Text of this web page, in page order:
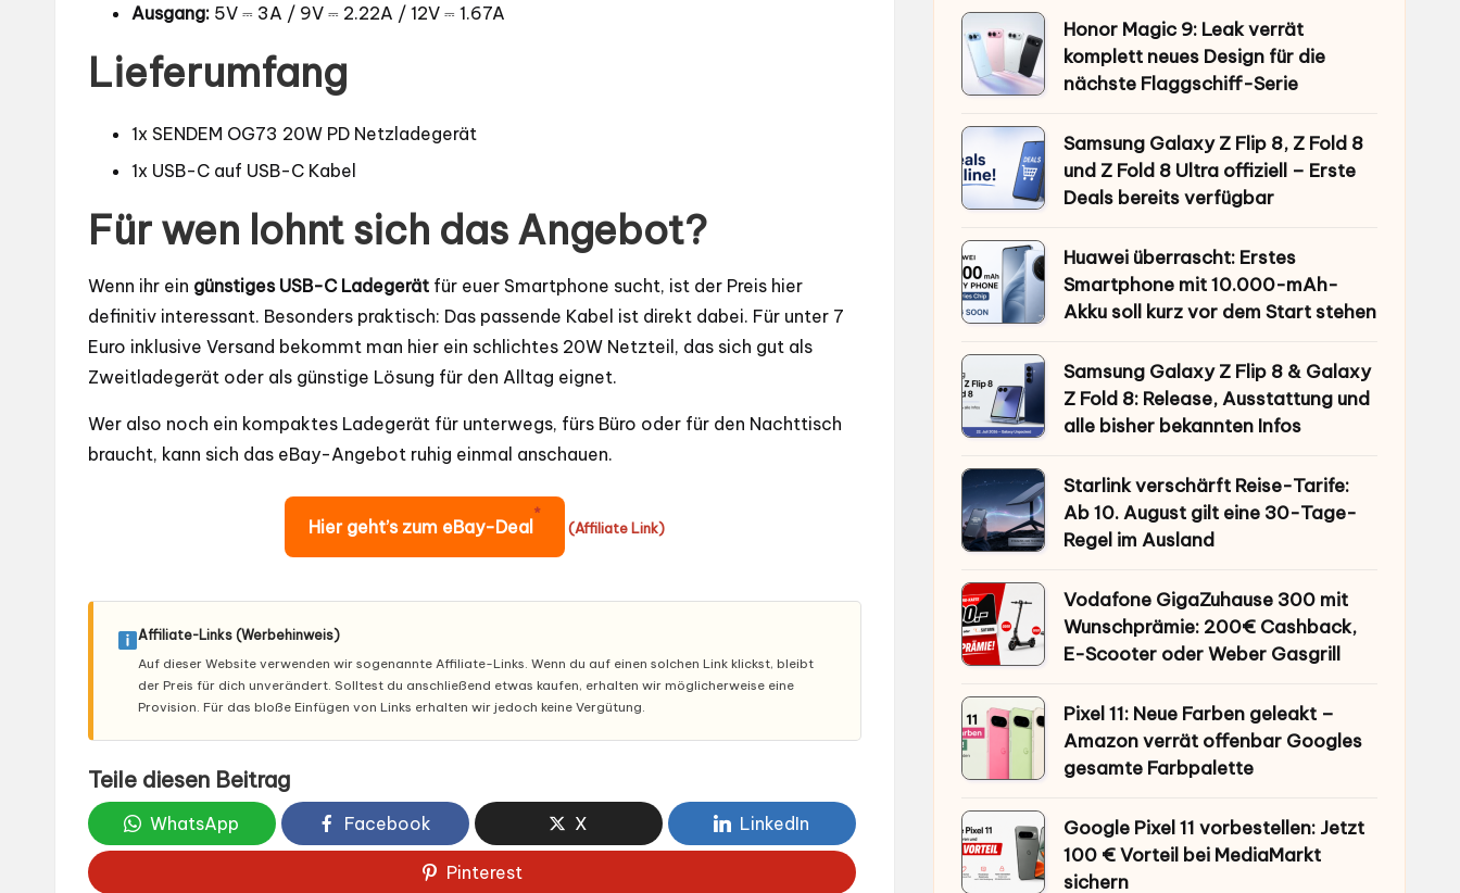
Ausgang: 5V ⎓ 3A / 9V ⎓ 2.22A / 12V ⎓ 1.67A
Lieferumfang
1x SENDEM OG73 20W PD Netzladegerät
1x USB-C auf USB-C Kabel
Für wen lohnt sich das Angebot?
Wenn ihr ein günstiges USB-C Ladegerät für euer Smartphone sucht, ist der Preis hier
definitiv interessant. Besonders praktisch: Das passende Kabel ist direkt dabei. Für unter 7
Euro inklusive Versand bekommt man hier ein schlichtes 20W Netzteil, das sich gut als
Zweitladegerät oder als günstige Lösung für den Alltag eignet.
Wer also noch ein kompaktes Ladegerät für unterwegs, fürs Büro oder für den Nachttisch
braucht, kann sich das eBay-Angebot ruhig einmal anschauen.
Hier geht’s zum eBay-Deal
*
(Affiliate Link)
Affiliate-Links (Werbehinweis)
Auf dieser Website verwenden wir sogenannte Affiliate-Links. Wenn du auf einen solchen Link klickst, bleibt
der Preis für dich unverändert. Solltest du anschließend etwas kaufen, erhalten wir möglicherweise eine
Provision. Für das bloße Einfügen von Links erhalten wir jedoch keine Vergütung.
Teile diesen Beitrag
WhatsApp Facebook X LinkedIn
Pinterest
Honor Magic 9: Leak verrät
komplett neues Design für die
nächste Flaggschiff-Serie
Samsung Galaxy Z Flip 8, Z Fold 8
und Z Fold 8 Ultra offiziell – Erste
Deals bereits verfügbar
Huawei überrascht: Erstes
Smartphone mit 10.000-mAh-
Akku soll kurz vor dem Start stehen
Samsung Galaxy Z Flip 8 & Galaxy
Z Fold 8: Release, Ausstattung und
alle bisher bekannten Infos
Starlink verschärft Reise-Tarife:
Ab 10. August gilt eine 30-Tage-
Regel im Ausland
Vodafone GigaZuhause 300 mit
Wunschprämie: 200€ Cashback,
E-Scooter oder Weber Gasgrill
Pixel 11: Neue Farben geleakt –
Amazon verrät offenbar Googles
gesamte Farbpalette
Google Pixel 11 vorbestellen: Jetzt
100 € Vorteil bei MediaMarkt
sichern